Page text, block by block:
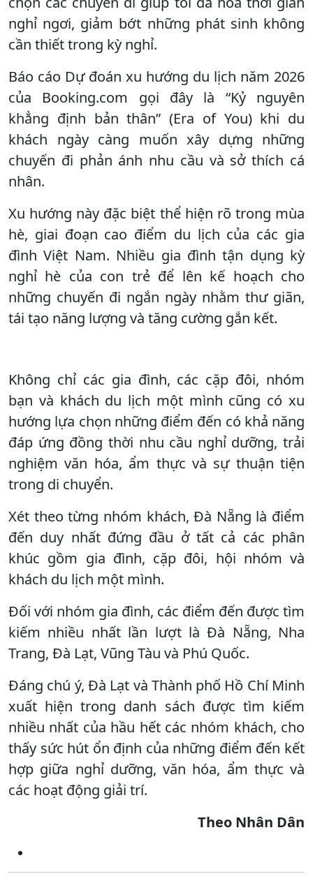
nghỉ ngơi, giảm bớt những phát sinh không
cần thiết trong kỳ nghỉ.
Báo cáo Dự đoán xu hướng du lịch năm 2026
của Booking.com gọi đây là “Kỷ nguyên
khẳng định bản thân” (Era of You) khi du
khách ngày càng muốn xây dựng những
chuyến đi phản ánh nhu cầu và sở thích cá
nhân.
Xu hướng này đặc biệt thể hiện rõ trong mùa
hè, giai đoạn cao điểm du lịch của các gia
đình Việt Nam. Nhiều gia đình tận dụng kỳ
nghỉ hè của con trẻ để lên kế hoạch cho
những chuyến đi ngắn ngày nhằm thư giãn,
tái tạo năng lượng và tăng cường gắn kết.
Không chỉ các gia đình, các cặp đôi, nhóm
bạn và khách du lịch một mình cũng có xu
hướng lựa chọn những điểm đến có khả năng
đáp ứng đồng thời nhu cầu nghỉ dưỡng, trải
nghiệm văn hóa, ẩm thực và sự thuận tiện
trong di chuyển.
Xét theo từng nhóm khách, Đà Nẵng là điểm
đến duy nhất đứng đầu ở tất cả các phân
khúc gồm gia đình, cặp đôi, hội nhóm và
khách du lịch một mình.
Đối với nhóm gia đình, các điểm đến được tìm
kiếm nhiều nhất lần lượt là Đà Nẵng, Nha
Trang, Đà Lạt, Vũng Tàu và Phú Quốc.
Đáng chú ý, Đà Lạt và Thành phố Hồ Chí Minh
xuất hiện trong danh sách được tìm kiếm
nhiều nhất của hầu hết các nhóm khách, cho
thấy sức hút ổn định của những điểm đến kết
hợp giữa nghỉ dưỡng, văn hóa, ẩm thực và
các hoạt động giải trí.
Theo Nhân Dân